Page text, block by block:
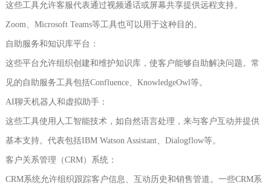
这些工具允许客服代表通过视频通话或屏幕共享提供远程支持。
Zoom、Microsoft Teams等工具也可以用于这种目的。
自助服务和知识库平台：
这些平台允许组织创建和维护知识库，使客户能够自助解决问题。常
见的自助服务工具包括Confluence、KnowledgeOwl等。
AI聊天机器人和虚拟助手：
这些工具使用人工智能技术，如自然语言处理，来与客户互动并提供
基本支持。代表包括IBM Watson Assistant、Dialogflow等。
客户关系管理（CRM）系统：
CRM系统允许组织跟踪客户信息、互动历史和销售管道。一些CRM系